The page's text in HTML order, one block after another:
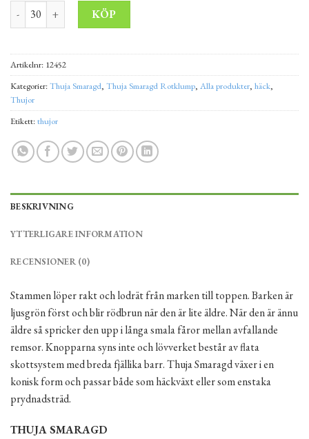
Thuja Smaragd 120-140 cm Rotklump "EXKLUSIV" mängd
KÖP
Artikelnr: 12452
Kategorier:Thuja Smaragd, Thuja Smaragd Rotklump, Alla produkter, häck,
Thujor
Etikett:thujor
BESKRIVNING
YTTERLIGARE INFORMATION
RECENSIONER (0)
Stammen löper rakt och lodrät från marken till toppen. Barken är
ljusgrön först och blir rödbrun när den är lite äldre. När den är ännu
äldre så spricker den upp i långa smala fåror mellan avfallande
remsor. Knopparna syns inte och lövverket består av flata
skottsystem med breda fjällika barr. Thuja Smaragd växer i en
konisk form och passar både som häckväxt eller som enstaka
prydnadsträd.
THUJA SMARAGD